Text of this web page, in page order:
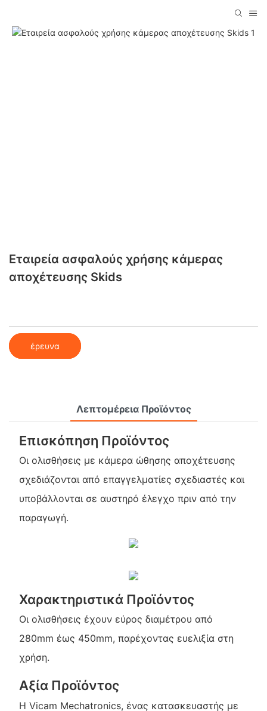
Εταιρεία ασφαλούς χρήσης κάμερας
αποχέτευσης Skids
έρευνα
Λεπτομέρεια Προϊόντος
Επισκόπηση Προϊόντος
Οι ολισθήσεις με κάμερα ώθησης αποχέτευσης
σχεδιάζονται από επαγγελματίες σχεδιαστές και
υποβάλλονται σε αυστηρό έλεγχο πριν από την
παραγωγή.
Χαρακτηριστικά Προϊόντος
Οι ολισθήσεις έχουν εύρος διαμέτρου από
280mm έως 450mm, παρέχοντας ευελιξία στη
χρήση.
Αξία Προϊόντος
Η Vicam Mechatronics, ένας κατασκευαστής με